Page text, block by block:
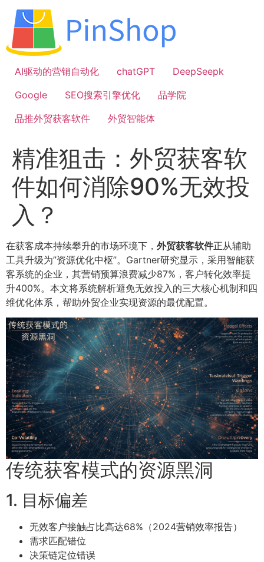
容
AI驱动的营销自动化
chatGPT
DeepSeepk
Google
SEO搜索引擎优化
品学院
品推外贸获客软件
外贸智能体
精准狙击：外贸获客软
件如何消除90%无效投
入？
在获客成本持续攀升的市场环境下， 外贸获客软件正从辅助
工具升级为”资源优化中枢”。Gartner研究显示，采用智能获
客系统的企业，其营销预算浪费减少87%，客户转化效率提
升400%。本文将系统解析避免无效投入的三大核心机制和四
维优化体系，帮助外贸企业实现资源的最优配置。
传统获客模式的资源黑洞
1. 目标偏差
无效客户接触占比高达68%（2024营销效率报告）
需求匹配错位
决策链定位错误